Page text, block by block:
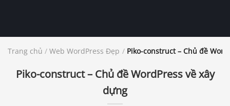
Trang chủ / Web WordPress Đẹp / Piko-construct – Chủ đề
Piko-construct – Chủ đề WordPress về xây
dựng